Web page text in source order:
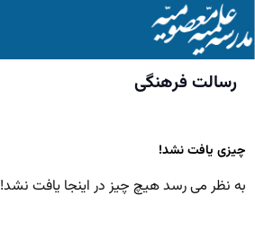
رسالت فرهنگی
چیزی یافت نشد!
به نظر می رسد هیچ چیز در اینجا یافت نشد!